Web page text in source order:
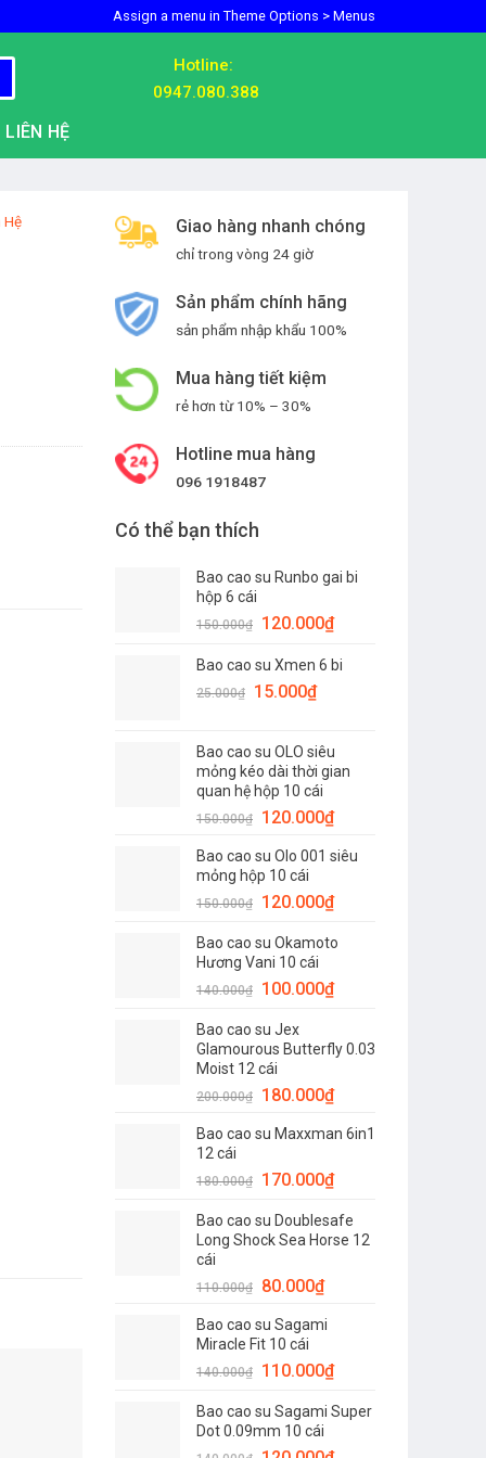
Assign a menu in Theme Options > Menus
Hotline:
0947.080.388
LIÊN HỆ
Giao hàng nhanh chóng
chỉ trong vòng 24 giờ
Sản phẩm chính hãng
sản phẩm nhập khẩu 100%
Mua hàng tiết kiệm
rẻ hơn từ 10% – 30%
Hotline mua hàng
096 1918487
Có thể bạn thích
Bao cao su Runbo gai bi
hộp 6 cái
150.000₫
Giá
là:
150.000₫.
120.000₫Giá
tại
Bao cao su Xmen 6 bi
25.000₫
Giá
25.000₫.
15.000₫Giá
là:
15.000₫.
Bao cao su OLO siêu
mỏng kéo dài thời gian
quan hệ hộp 10 cái
150.000₫
Giá
là:
150.000₫.
120.000₫Giá
tại
120.000₫.
Bao cao su Olo 001 siêu
mỏng hộp 10 cái
150.000₫
Giá
là:
150.000₫.
120.000₫Giá
tại
120.000₫.
Bao cao su Okamoto
Hương Vani 10 cái
140.000₫
Giá
là:
140.000₫.
100.000₫Giá
là:
Bao cao su Jex
Glamourous Butterfly 0.03
Moist 12 cái
200.000₫
Giá
là:
180.000₫Giá
tại
180.000₫.
Bao cao su Maxxman 6in1
12 cái
180.000₫
Giá
là:
180.000₫.
170.000₫Giá
tại
là:
Bao cao su Doublesafe
Long Shock Sea Horse 12
cái
110.000₫
Giá
là:
110.000₫.
80.000₫Giá
tại
80.000₫.
Bao cao su Sagami
Miracle Fit 10 cái
140.000₫
Giá
là:
140.000₫.
110.000₫Giá
tại
Bao cao su Sagami Super
Dot 0.09mm 10 cái
Hệ